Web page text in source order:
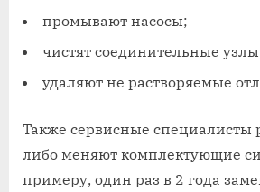
промывают насосы;
чистят соединительные
удаляют не растворяемые
Также сервисные специалисты
либо меняют комплектующие
примеру, один раз в 2 года